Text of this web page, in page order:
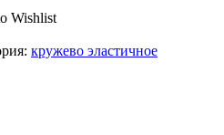
кружево эластичное